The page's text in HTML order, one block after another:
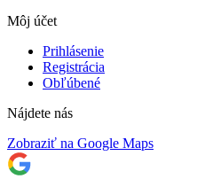
Môj účet
Prihlásenie
Registrácia
Obľúbené
Nájdete nás
Zobraziť na Google Maps